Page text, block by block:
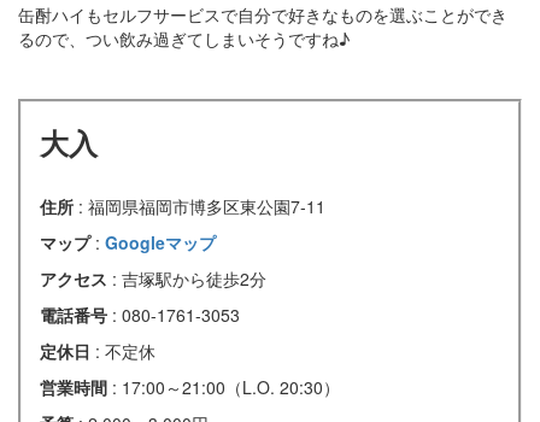
缶酎ハイもセルフサービスで自分で好きなものを選ぶことができ
るので、つい飲み過ぎてしまいそうですね♪
大入
住所 : 福岡県福岡市博多区東公園7‐11
マップ : Googleマップ
アクセス : 吉塚駅から徒歩2分
電話番号 : 080-1761-3053
定休日 : 不定休
営業時間 : 17:00～21:00（L.O. 20:30）